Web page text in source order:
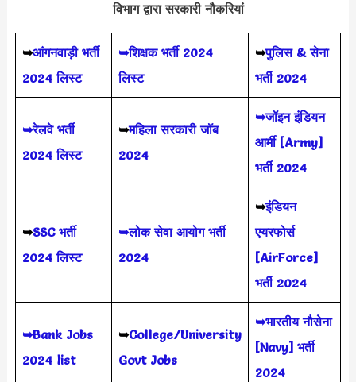
विभाग द्वारा सरकारी नौकरियां
➥आंगनवाड़ी भर्ती
2024 लिस्ट
➥शिक्षक भर्ती 2024
लिस्ट
➥पुलिस & सेना
भर्ती 2024
➥रेलवे भर्ती
2024 लिस्ट
➥महिला सरकारी जॉब
2024
➥जॉइन इंडियन
आर्मी [Army]
भर्ती 2024
➥SSC भर्ती
2024 लिस्ट
➥लोक सेवा आयोग भर्ती
2024
➥इंडियन
एयरफोर्स
[AirForce]
भर्ती 2024
➥Bank Jobs
2024 list
➥College/University
Govt Jobs
➥भारतीय नौसेना
[Navy] भर्ती
2024